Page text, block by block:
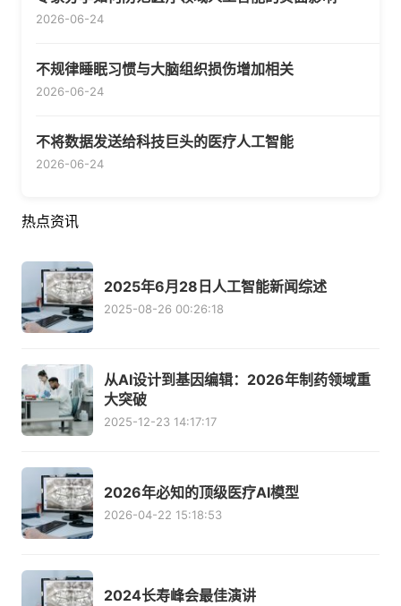
2026-06-24
不规律睡眠习惯与大脑组织损伤增加相关
2026-06-24
不将数据发送给科技巨头的医疗人工智能
2026-06-24
热点资讯
2025年6月28日人工智能新闻综述
2025-08-26 00:26:18
从AI设计到基因编辑：2026年制药领域重
大突破
2025-12-23 14:17:17
2026年必知的顶级医疗AI模型
2026-04-22 15:18:53
2024长寿峰会最佳演讲